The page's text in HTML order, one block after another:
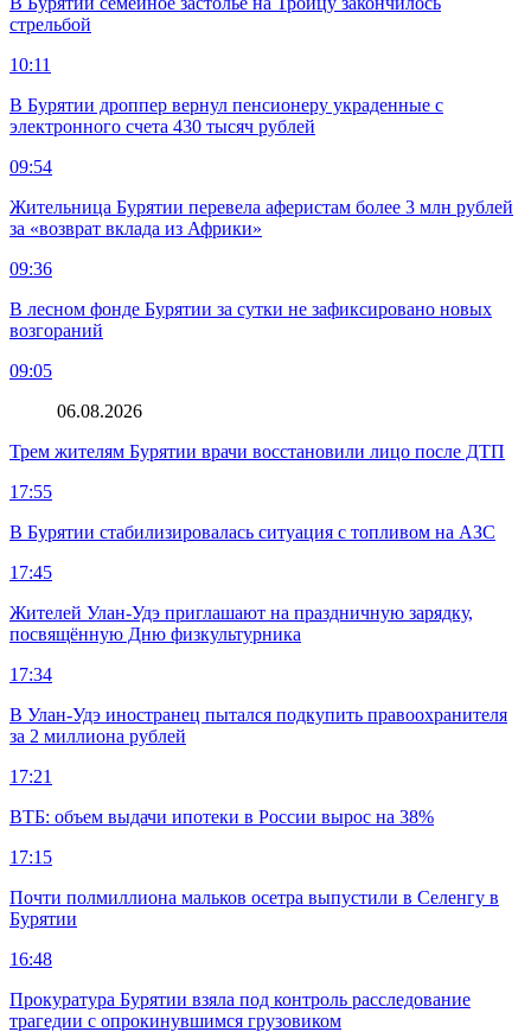
стрельбой
10:11
В Бурятии дроппер вернул пенсионеру украденные с
электронного счета 430 тысяч рублей
09:54
Жительница Бурятии перевела аферистам более 3 млн рублей
за «возврат вклада из Африки»
09:36
В лесном фонде Бурятии за сутки не зафиксировано новых
возгораний
09:05
06.08.2026
Трем жителям Бурятии врачи восстановили лицо после ДТП
17:55
В Бурятии стабилизировалась ситуация с топливом на АЗС
17:45
Жителей Улан-Удэ приглашают на праздничную зарядку,
посвящённую Дню физкультурника
17:34
В Улан-Удэ иностранец пытался подкупить правоохранителя
за 2 миллиона рублей
17:21
ВТБ: объем выдачи ипотеки в России вырос на 38%
17:15
Почти полмиллиона мальков осетра выпустили в Селенгу в
Бурятии
16:48
Прокуратура Бурятии взяла под контроль расследование
трагедии с опрокинувшимся грузовиком